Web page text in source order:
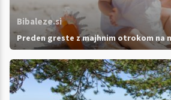
Bibaleze.si
Preden greste z majhnim otrokom na